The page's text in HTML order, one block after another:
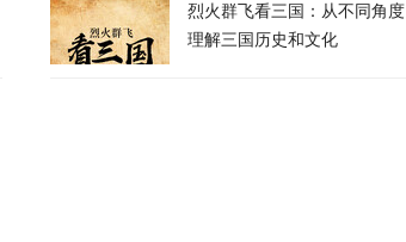
12
烈火群飞看三国：从不同角度
理解三国历史和文化